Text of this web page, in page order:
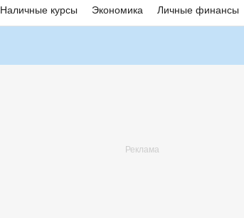
Наличные курсы Экономика Личные финансы